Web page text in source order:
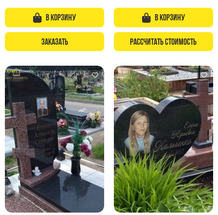
В корзину
Заказать
В корзину
Рассчитать стоимость